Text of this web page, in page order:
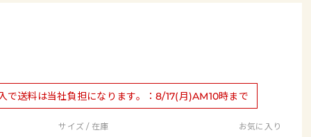
で送料は当社負担になります。：8/17(月)AM10時まで
サイズ / 在庫 お気に入り